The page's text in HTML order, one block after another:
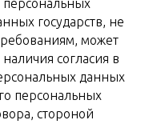
персональных
государств, не
может
согласия в
данных
персональных
стороной